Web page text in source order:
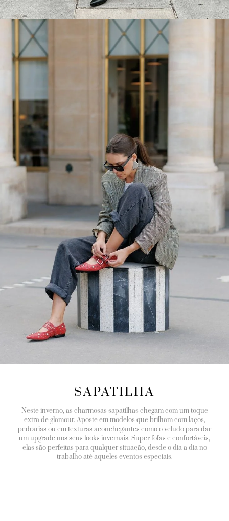
SAPATILHA
Neste inverno, as charmosas sapatilhas chegam com um toque
extra de glamour. Aposte em modelos que brilham com laços,
pedrarias ou em texturas aconchegantes como o veludo para dar
um upgrade nos seus looks invernais. Super fofas e confortáveis,
elas são perfeitas para qualquer situação, desde o dia a dia no
trabalho até aqueles eventos especiais.